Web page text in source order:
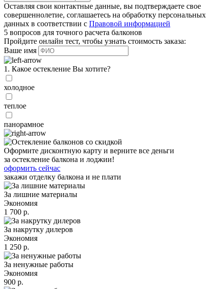
Оставляя свои контактные данные, вы подтверждаете свое
совершеннолетие, соглашаетесь на обработку персональных
данных в соответствии с Правовой информацией
5 вопросов для точного расчета балконов
Пройдите онлайн тест, чтобы узнать стоимость заказа:
Ваше имя
1. Какое остекление Вы хотите?
холодное
теплое
панорамное
Оформите дисконтную карту и верните все деньги
за остекление балкона и лоджии!
оформить сейчас
закажи отделку балкона и не плати
За лишние материалы
Экономия
1 700 р.
За накрутку дилеров
Экономия
1 250 р.
За ненужные работы
Экономия
900 р.